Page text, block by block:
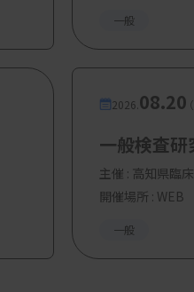
一般
2026. 08.20
一般検査
主催 : 高知県臨
開催場所 : WEB
一般